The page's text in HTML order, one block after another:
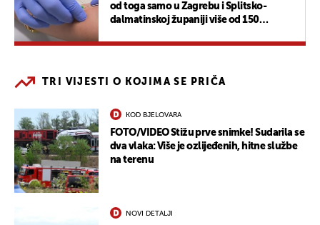
od toga samo u Zagrebu i Splitsko-
dalmatinskoj županiji više od 150
TRI VIJESTI O KOJIMA SE PRIČA
KOD BJELOVARA
FOTO/VIDEO Stižu prve snimke! Sudarila se
dva vlaka: Više je ozlijeđenih, hitne službe
na terenu
NOVI DETALJI